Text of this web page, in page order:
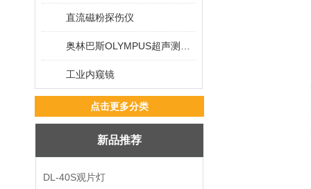
直流磁粉探伤仪
工业内窥镜
点击更多分类
新品推荐
DL-40S观片灯